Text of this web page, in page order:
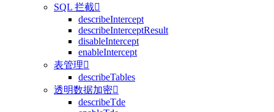
SQL 拦截
describeIntercept
describeInterceptResult
disableIntercept
enableIntercept
表管理
describeTables
透明数据加密
describeTde